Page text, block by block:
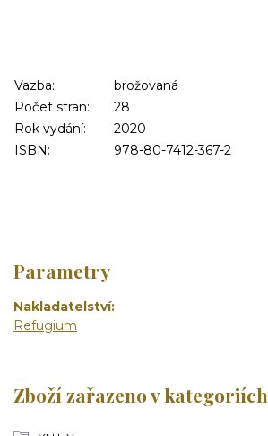
Vazba:
brožovaná
Počet stran:
28
Rok vydání:
2020
ISBN:
978-80-7412-367-2
Parametry
Nakladatelství
Refugium
Zboží zařazeno v kategoriích